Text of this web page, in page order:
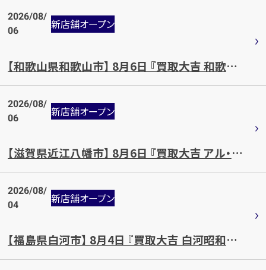
2026/08/
06
新店舗オープン
【和歌山県和歌山市】 8月6日 『買取大吉 和歌山土入店』OPEN!!
2026/08/
06
新店舗オープン
【滋賀県近江八幡市】 8月6日 『買取大吉 アル・プラザ近江八幡店』OPEN!!
2026/08/
04
新店舗オープン
【福島県白河市】 8月4日 『買取大吉 白河昭和町店』OPEN!!